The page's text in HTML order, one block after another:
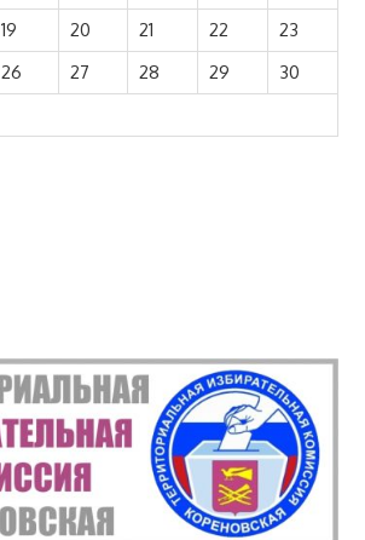
19 20 21 22
23
26 27 28 29
30